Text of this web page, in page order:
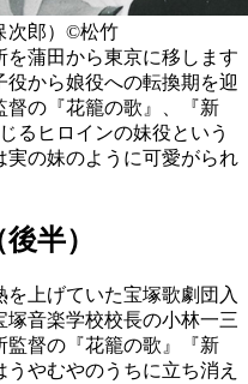
次郎）©️松竹
を蒲田から東京に移します
から娘役への転換期を迎
督の『花籠の歌』、『新
るヒロインの妹役という
実の妹のように可愛がられ
半）
を上げていた宝塚歌劇団入
塚音楽学校校長の小林一三
監督の『花籠の歌』『新
やむやのうちに立ち消え